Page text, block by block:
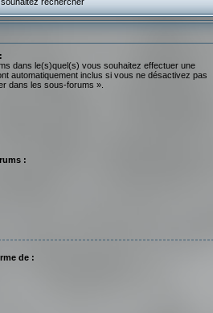
dans le(s)quel(s) vous souhaitez effectuer une
automatiquement inclus si vous ne désactivez pas
dans les sous-forums ».
:
de :